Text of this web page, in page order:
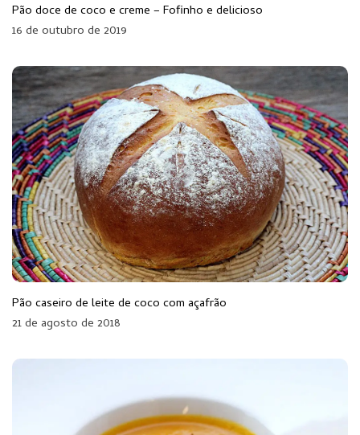
Pão doce de coco e creme – Fofinho e delicioso
16 de outubro de 2019
Pão caseiro de leite de coco com açafrão
21 de agosto de 2018